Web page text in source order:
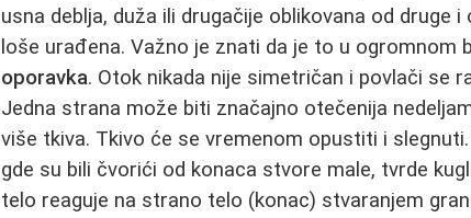
usna deblja, duža ili drugačije oblikovana od druge
loše urađena. Važno je znati da je to u ogromnom
oporavka. Otok nikada nije simetričan i povlači se
Jedna strana može biti značajno otečenija
više tkiva. Tkivo će se vremenom opustiti i
gde su bili čvorići od konaca stvore male, tvrde
telo reaguje na strano telo (konac) stvaranjem